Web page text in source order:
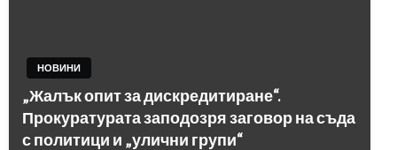
НОВИНИ
„Жалък опит за дискредитиране“.
Прокуратурата заподозря заговор на съда
с политици и „улични групи“